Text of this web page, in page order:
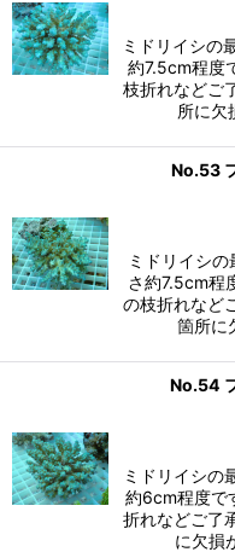
ミドリイシの
約7.5cm程度
枝折れなどご
所に欠
No.53
ミドリイシ
さ約7.5cm程
の枝折れなど
箇所に
No.54
ミドリイシの
約6cm程度で
折れなどご了
に欠損